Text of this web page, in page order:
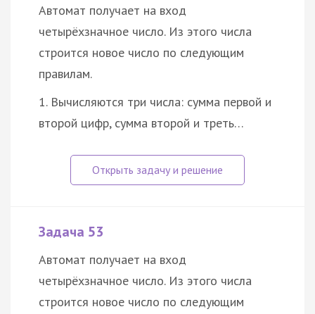
Автомат получает на вход
четырёхзначное число. Из этого числа
строится новое число по следующим
правилам.
1. Вычисляются три числа: сумма первой и
второй цифр, сумма второй и треть…
Задача 53
Автомат получает на вход
четырёхзначное число. Из этого числа
строится новое число по следующим